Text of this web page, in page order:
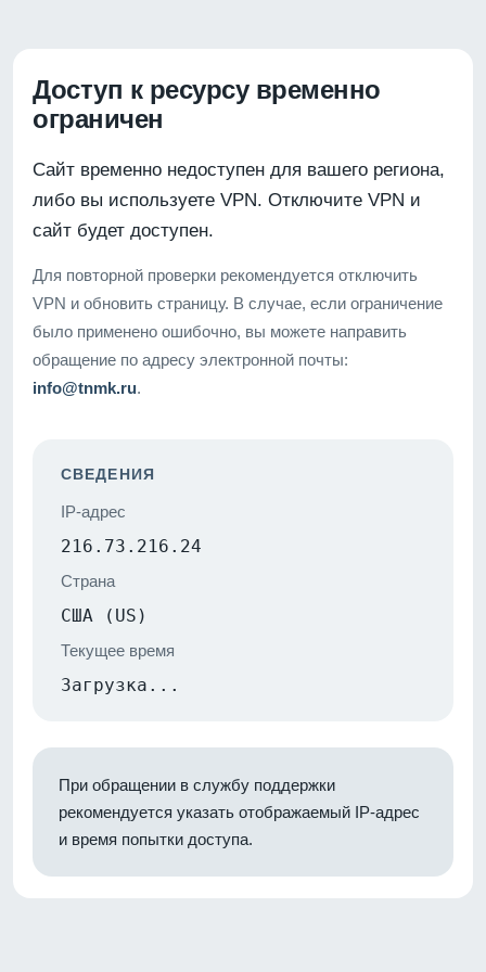
Доступ к ресурсу временно
ограничен
Сайт временно недоступен для вашего региона,
либо вы используете VPN. Отключите VPN и
сайт будет доступен.
Для повторной проверки рекомендуется отключить
VPN и обновить страницу. В случае, если ограничение
было применено ошибочно, вы можете направить
обращение по адресу электронной почты:
info@tnmk.ru.
СВЕДЕНИЯ
IP-адрес
216.73.216.24
Страна
США (US)
Текущее время
Загрузка...
При обращении в службу поддержки
рекомендуется указать отображаемый IP-адрес
и время попытки доступа.